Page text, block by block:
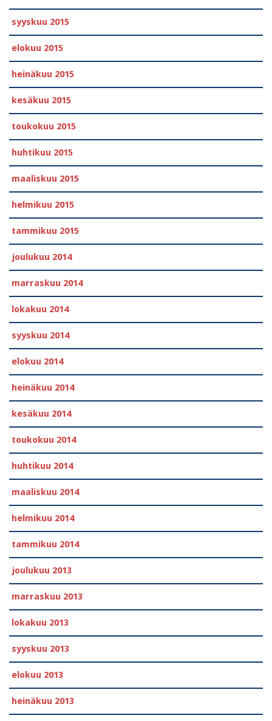
syyskuu 2015
elokuu 2015
heinäkuu 2015
kesäkuu 2015
toukokuu 2015
huhtikuu 2015
maaliskuu 2015
helmikuu 2015
tammikuu 2015
joulukuu 2014
marraskuu 2014
lokakuu 2014
syyskuu 2014
elokuu 2014
heinäkuu 2014
kesäkuu 2014
toukokuu 2014
huhtikuu 2014
maaliskuu 2014
helmikuu 2014
tammikuu 2014
joulukuu 2013
marraskuu 2013
lokakuu 2013
syyskuu 2013
elokuu 2013
heinäkuu 2013